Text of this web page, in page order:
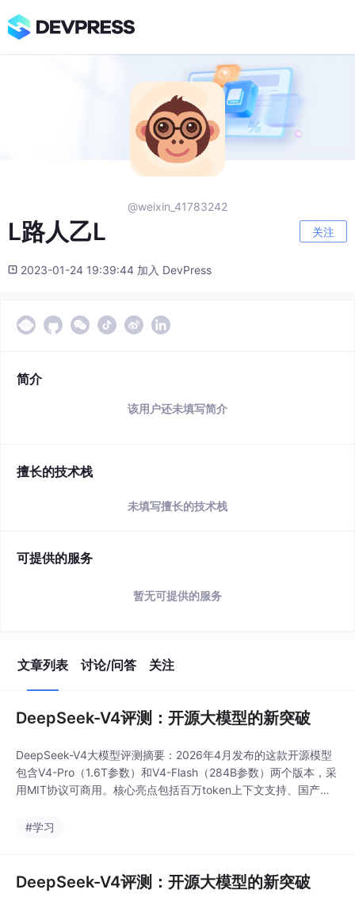
@weixin_41783242
L路人乙L 关注
2023-01-24 19:39:44 加入 DevPress
简介
该用户还未填写简介
擅长的技术栈
未填写擅长的技术栈
可提供的服务
暂无可提供的服务
文章列表 讨论/问答 关注
DeepSeek-V4评测：开源大模型的新突破
DeepSeek-V4大模型评测摘要：2026年4月发布的这款开源模型
包含V4-Pro（1.6T参数）和V4-Flash（284B参数）两个版本，采
用MIT协议可商用。核心亮点包括百万token上下文支持、国产芯
代码、数学和Agent能力上位列开源第一，接近顶级闭源模型水
#学习
DeepSeek-V4评测：开源大模型的新突破